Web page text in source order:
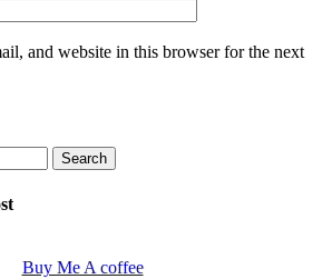
and website in this browser for the next
Buy Me A coffee